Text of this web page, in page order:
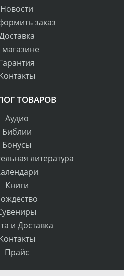
Новости
заказ
Доставка
магазине
Гарантия
Контакты
ТОВАРОВ
Аудио
Библии
Бонусы
литература
Книги
и Доставка
Контакты
Прайс